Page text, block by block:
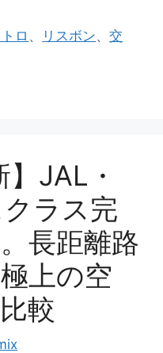
ロ 、 リスボン、交
】JAL・
ラス完
長距離路
上の空
較